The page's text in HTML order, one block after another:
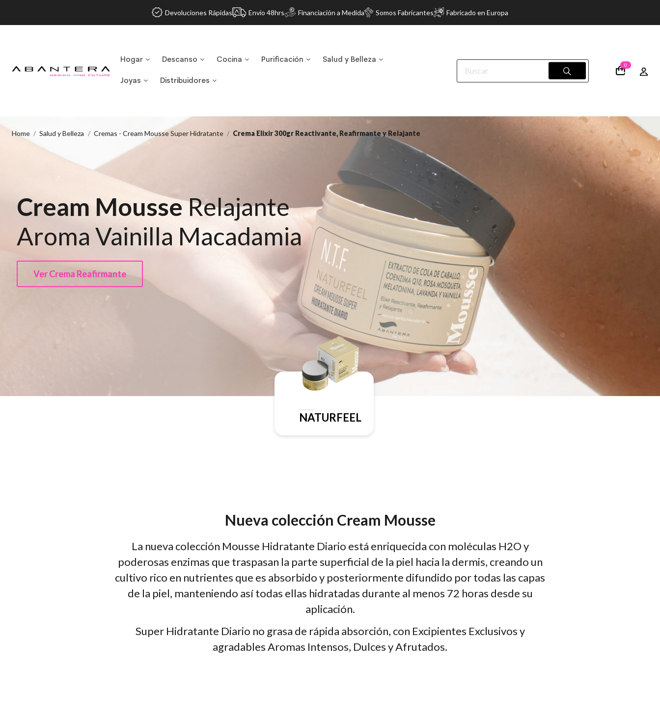
Devoluciones Rápidas Envío 48hrs Financiación a Medida Somos Fabricantes Fabricado en Europa
Hogar Descanso Cocina Purificación Salud y Belleza
Joyas Distribuidores
0
Home Salud y Belleza Cremas - Cream Mousse Super Hidratante Crema Elixir 300gr Reactivante, Reafirmante y Relajante
Cream MousseRelajante
Aroma Vainilla Macadamia
Ver Crema Reafirmante
NATURFEEL
Nueva colección Cream Mousse
La nueva colección Mousse Hidratante Diario está enriquecida con moléculas H2O y
poderosas enzimas que traspasan la parte superficial de la piel hacia la dermis, creando un
cultivo rico en nutrientes que es absorbido y posteriormente difundido por todas las capas
de la piel, manteniendo así todas ellas hidratadas durante al menos 72 horas desde su
aplicación.
Super Hidratante Diario no grasa de rápida absorción, con Excipientes Exclusivos y
agradables Aromas Intensos, Dulces y Afrutados.